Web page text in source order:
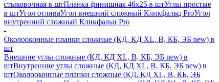
стыковочная в штПланка финишная 46х25 в штУглы простые
в штУгол отливаУгол внешний сложный Кликфальц ProУгол
внутренний сложный Кликфальц Pro
-
Околооконные планки сложные (КД, КД XL, В, КБ, ЭБ new) в
шт
Внешние углы сложные (КД, КД XL, В, КБ, ЭБ new) в
штВнутренние углы сложные (КД, КД XL, В, КБ, ЭБ new) в
штОколооконные планки сложные (КД, КД XL, В, КБ, ЭБ